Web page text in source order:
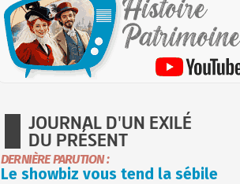
JOURNAL D'UN EXILÉ
DU PRÉSENT
DERNIÈRE PARUTION :
Le showbiz vous tend la sébile